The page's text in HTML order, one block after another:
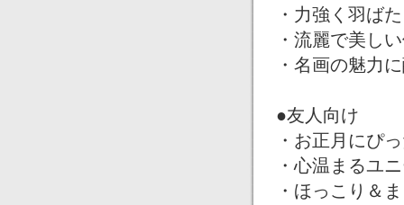
・力強く羽ば
・流麗で美し
・名画の魅力
●友人向け
・お正月にぴ
・心温まるユ
・ほっこり＆